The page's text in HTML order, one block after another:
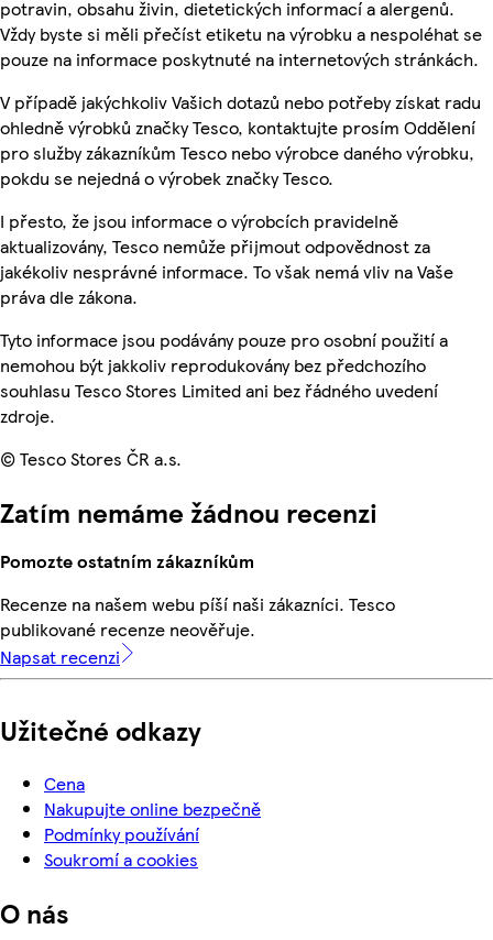
potravin, obsahu živin, dietetických informací a alergenů.
Vždy byste si měli přečíst etiketu na výrobku a nespoléhat se
pouze na informace poskytnuté na internetových stránkách.
V případě jakýchkoliv Vašich dotazů nebo potřeby získat radu
ohledně výrobků značky Tesco, kontaktujte prosím Oddělení
pro služby zákazníkům Tesco nebo výrobce daného výrobku,
pokdu se nejedná o výrobek značky Tesco.
I přesto, že jsou informace o výrobcích pravidelně
aktualizovány, Tesco nemůže přijmout odpovědnost za
jakékoliv nesprávné informace. To však nemá vliv na Vaše
práva dle zákona.
Tyto informace jsou podávány pouze pro osobní použití a
nemohou být jakkoliv reprodukovány bez předchozího
souhlasu Tesco Stores Limited ani bez řádného uvedení
zdroje.
© Tesco Stores ČR a.s.
Zatím nemáme žádnou recenzi
Pomozte ostatním zákazníkům
Recenze na našem webu píší naši zákazníci. Tesco
publikované recenze neověřuje.
Napsat recenzi
Užitečné odkazy
Cena
Nakupujte online bezpečně
Podmínky používání
Soukromí a cookies
O nás